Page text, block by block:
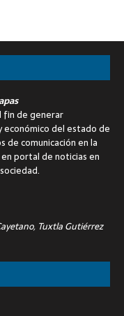
fin de generar
del estado de
de comunicación en la
portal de noticias en
Tuxtla Gutiérrez